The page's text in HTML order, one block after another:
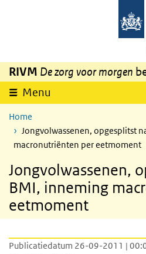
Overslaan en naar de inhoud gaan
RIVM De zorg voor morgen
Menu
Home
Jongvolwassenen, opgesplitst
macronutriënten per eetmoment
Jongvolwassenen,
BMI, inneming
eetmoment
Publicatiedatum 26-09-2011 |